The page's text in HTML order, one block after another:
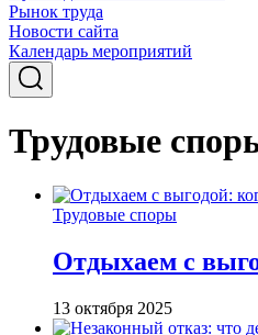
Рынок труда
Новости сайта
Календарь мероприятий
Трудовые
Трудовые споры
Отдыхаем с
13 октября 2025